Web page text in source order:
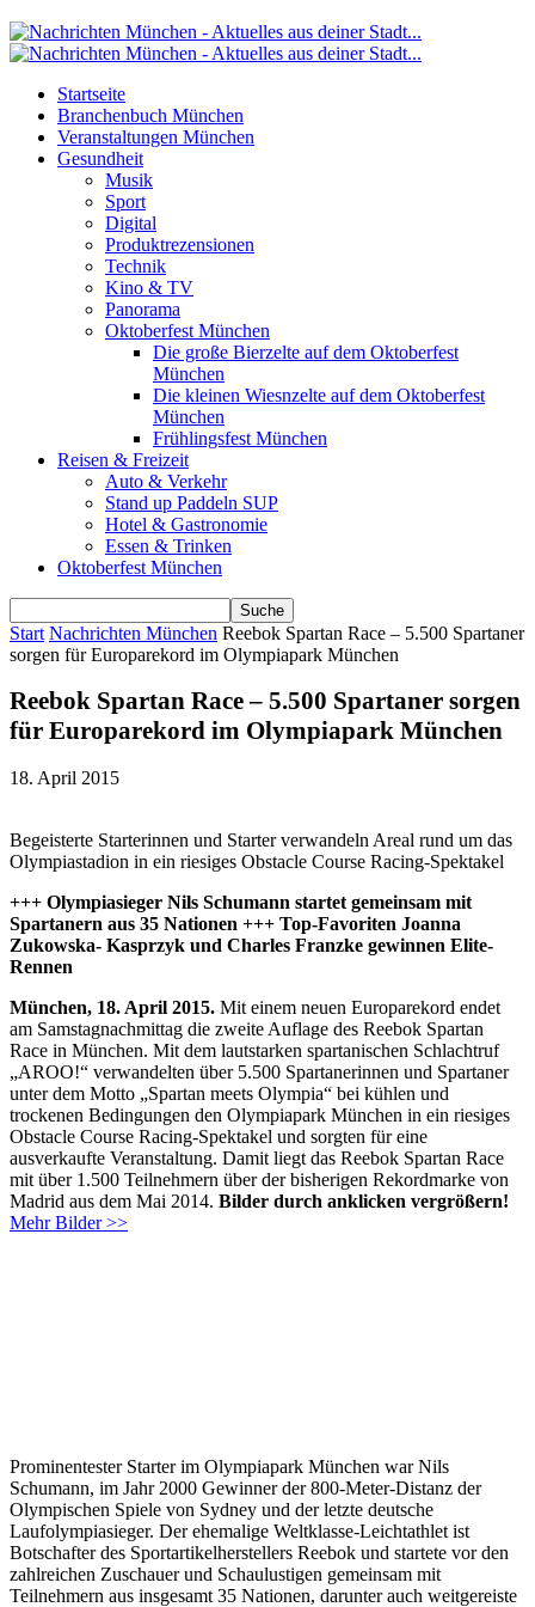
Startseite
Branchenbuch München
Veranstaltungen München
Gesundheit
Musik
Sport
Digital
Produktrezensionen
Technik
Kino & TV
Panorama
Oktoberfest München
Die große Bierzelte auf dem Oktoberfest
München
Die kleinen Wiesnzelte auf dem Oktoberfest
München
Frühlingsfest München
Reisen & Freizeit
Auto & Verkehr
Stand up Paddeln SUP
Hotel & Gastronomie
Essen & Trinken
Oktoberfest München
Start Nachrichten München Reebok Spartan Race – 5.500 Spartaner
sorgen für Europarekord im Olympiapark München
Reebok Spartan Race – 5.500 Spartaner sorgen
für Europarekord im Olympiapark München
18. April 2015
Begeisterte Starterinnen und Starter verwandeln Areal rund um das
Olympiastadion in ein riesiges Obstacle Course Racing-Spektakel
+++ Olympiasieger Nils Schumann startet gemeinsam mit
Spartanern aus 35 Nationen +++ Top-Favoriten Joanna
Zukowska- Kasprzyk und Charles Franzke gewinnen Elite-
Rennen
München, 18. April 2015. Mit einem neuen Europarekord endet
am Samstagnachmittag die zweite Auflage des Reebok Spartan
Race in München. Mit dem lautstarken spartanischen Schlachtruf
„AROO!“ verwandelten über 5.500 Spartanerinnen und Spartaner
unter dem Motto „Spartan meets Olympia“ bei kühlen und
trockenen Bedingungen den Olympiapark München in ein riesiges
Obstacle Course Racing-Spektakel und sorgten für eine
ausverkaufte Veranstaltung. Damit liegt das Reebok Spartan Race
mit über 1.500 Teilnehmern über der bisherigen Rekordmarke von
Madrid aus dem Mai 2014. Bilder durch anklicken vergrößern!
Mehr Bilder >>
Prominentester Starter im Olympiapark München war Nils
Schumann, im Jahr 2000 Gewinner der 800-Meter-Distanz der
Olympischen Spiele von Sydney und der letzte deutsche
Laufolympiasieger. Der ehemalige Weltklasse-Leichtathlet ist
Botschafter des Sportartikelherstellers Reebok und startete vor den
zahlreichen Zuschauer und Schaulustigen gemeinsam mit
Teilnehmern aus insgesamt 35 Nationen, darunter auch weitgereiste